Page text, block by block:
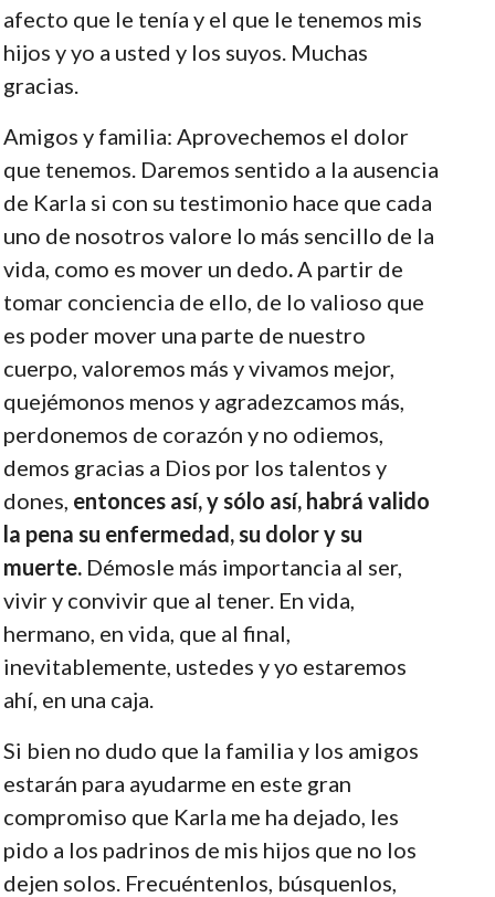
afecto que le tenía y el que le tenemos mis
hijos y yo a usted y los suyos. Muchas
gracias.
Amigos y familia: Aprovechemos el dolor
que tenemos. Daremos sentido a la ausencia
de Karla si con su testimonio hace que cada
uno de nosotros valore lo más sencillo de la
vida, como es mover un dedo.A partir de
tomar conciencia de ello, de lo valioso que
es poder mover una parte de nuestro
cuerpo, valoremos más y vivamos mejor,
quejémonos menos y agradezcamos más,
perdonemos de corazón y no odiemos,
demos gracias a Dios por los talentos y
dones, entonces así, y sólo así, habrá valido
la pena su enfermedad, su dolor y su
muerte.Démosle más importancia al ser,
vivir y convivir que al tener. En vida,
hermano, en vida, que al final,
inevitablemente, ustedes y yo estaremos
ahí, en una caja.
Si bien no dudo que la familia y los amigos
estarán para ayudarme en este gran
compromiso que Karla me ha dejado, les
pido a los padrinos de mis hijos que no los
dejen solos. Frecuéntenlos, búsquenlos,